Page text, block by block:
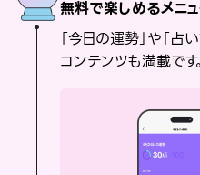
無料で楽しめるメニ
「今日の運勢」や「占
コンテンツも満載です。